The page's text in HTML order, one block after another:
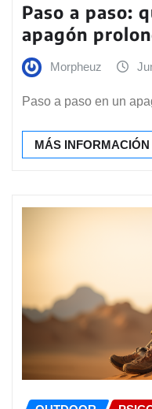
Paso a paso:
apagón
Morpheuz
Paso a paso en un
MÁS INFORMACIÓN